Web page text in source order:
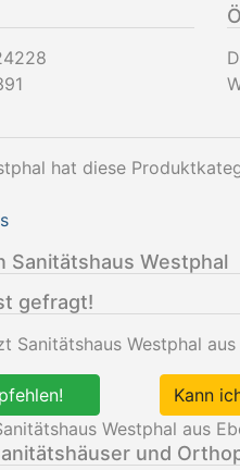
hat diese
Sanitätshaus Westphal
gefragt!
Sanitätshaus Westphal
Kann
Westphal aus
und